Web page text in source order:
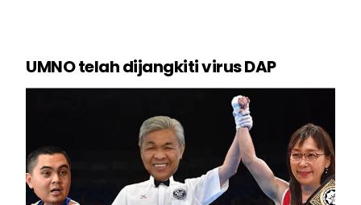
UMNO telah dijangkiti virus DAP